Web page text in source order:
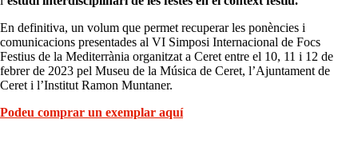
En definitiva, un volum que permet recuperar les ponències i
comunicacions presentades al VI Simposi Internacional de Focs
Festius de la Mediterrània organitzat a Ceret entre el 10, 11 i 12 de
febrer de 2023 pel Museu de la Música de Ceret, l’Ajuntament de
Ceret i l’Institut Ramon Muntaner.
Podeu comprar un exemplar aquí